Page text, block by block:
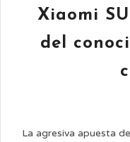
Xiaomi
del
La agresiva apuesta